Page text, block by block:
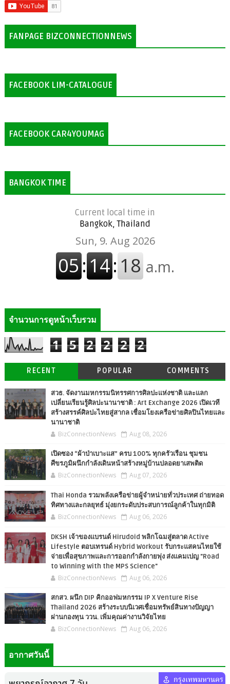
FANPAGE BIZCONNECTIONNEWS
FACEBOOK LIM-CATALOGUE
FACEBOOK CAR4YOUMAG
BANGKOK TIME
Current local time in
Bangkok, Thailand
จำนวนการดูหน้าเว็บรวม
1 5 2 2 2 2
RECENT POPULAR COMMENTS
สวธ. จัดงานมหกรรมนิทรรศการศิลปะแห่งชาติ และแลก
เปลี่ยนเรียนรู้ศิลปะนานาชาติ : Art Exchange 2026 เปิดเวที
สร้างสรรค์ศิลปะไทยสู่สากล เชื่อมโยงเครือข่ายศิลปินไทยและ
นานาชาติ
BizConnectionNews Aug 08, 2026
เปิดซอง “ผ้าป่าเบาะแส” ครบ 100% ทุกครัวเรือน ชุมชน
ศีขรภูมิผนึกกำลังเดินหน้าสร้างหมู่บ้านปลอดยาเสพติด
BizConnectionNews Aug 07, 2026
Thai Honda รวมพลังเครือข่ายผู้จำหน่ายทั่วประเทศ ถ่ายทอด
ทิศทางและกลยุทธ์ มุ่งยกระดับประสบการณ์ลูกค้าในทุกมิติ
BizConnectionNews Aug 06, 2026
DKSH เจ้าของแบรนด์ Hirudoid พลิกโฉมสู่ตลาด Active
Lifestyle ตอบเทรนด์ Hybrid Workout รับกระแสคนไทยใช้
จ่ายเพื่อสุขภาพและการออกกำลังกายพุ่ง ส่งแคมเปญ "Road
to Winning with the MPS Science"
BizConnectionNews Aug 06, 2026
สกสว. ผนึก DIP คิกออฟมหกรรม IP X Venture Rise
Thailand 2026 สร้างระบบนิเวศเชื่อมทรัพย์สินทางปัญญา
ผ่านกองทุน ววน. เพิ่มคุณค่างานวิจัยไทย
BizConnectionNews Aug 06, 2026
อากาศวันนี้